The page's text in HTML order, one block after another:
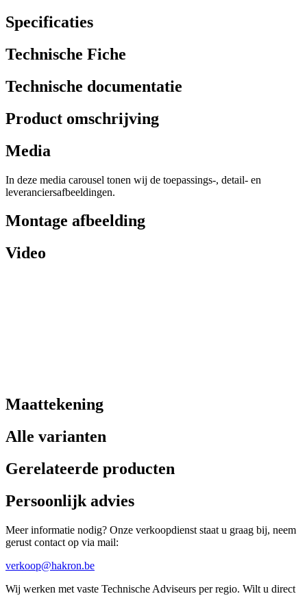
Specificaties
Technische Fiche
Technische documentatie
Product omschrijving
Media
In deze media carousel tonen wij de toepassings-, detail- en
leveranciersafbeeldingen.
Montage afbeelding
Video
Maattekening
Alle varianten
Gerelateerde producten
Persoonlijk advies
Meer informatie nodig? Onze verkoopdienst staat u graag bij, neem
gerust contact op via mail:
verkoop@hakron.be
Wij werken met vaste Technische Adviseurs per regio. Wilt u direct